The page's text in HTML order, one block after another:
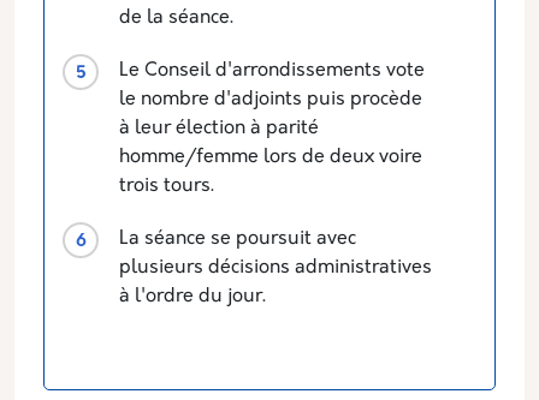
de la séance.
Le Conseil d'arrondissements vote
le nombre d'adjoints puis procède
à leur élection à parité
homme/femme lors de deux voire
trois tours.
La séance se poursuit avec
plusieurs décisions administratives
à l'ordre du jour.